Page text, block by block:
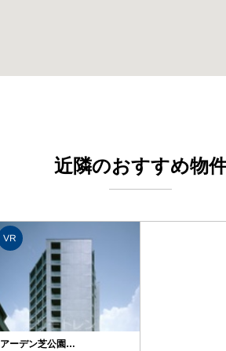
近隣のおすすめ物
VR
アーデン芝公園…